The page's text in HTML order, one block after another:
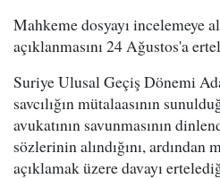
Mahkeme dosyayı incelemeye
açıklanmasını 24 Ağustos'a
Suriye Ulusal Geçiş Dönemi
savcılığın mütalaasının
avukatının savunmasının
sözlerinin alındığını, ardından
açıklamak üzere davayı